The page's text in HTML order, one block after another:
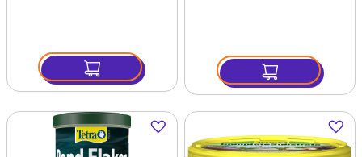
Dodaj
do
ulubionych
Dodaj
do